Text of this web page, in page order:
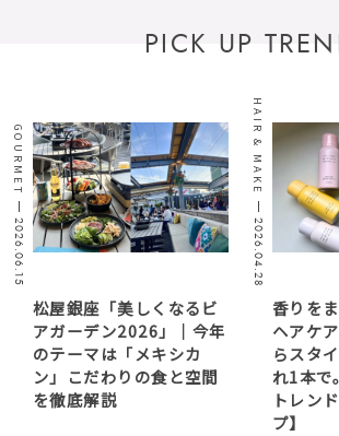
PICK UP
GOURMET
2026.06.15
松屋銀座「美しくなるビ
アガーデン2026」｜今年
のテーマは「メキシカ
ン」こだわりの食と空間
を徹底解説
HAIR & MAKE
2026.04.28
香りを
ヘアケ
らスタ
れ1本で
トレン
プ】